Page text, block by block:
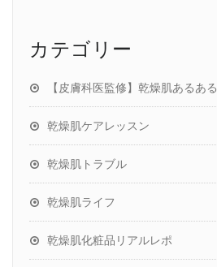
カテゴリー
【皮膚科医監修】乾燥肌あるある
乾燥肌ケアレッスン
乾燥肌トラブル
乾燥肌ライフ
乾燥肌化粧品リアルレポ